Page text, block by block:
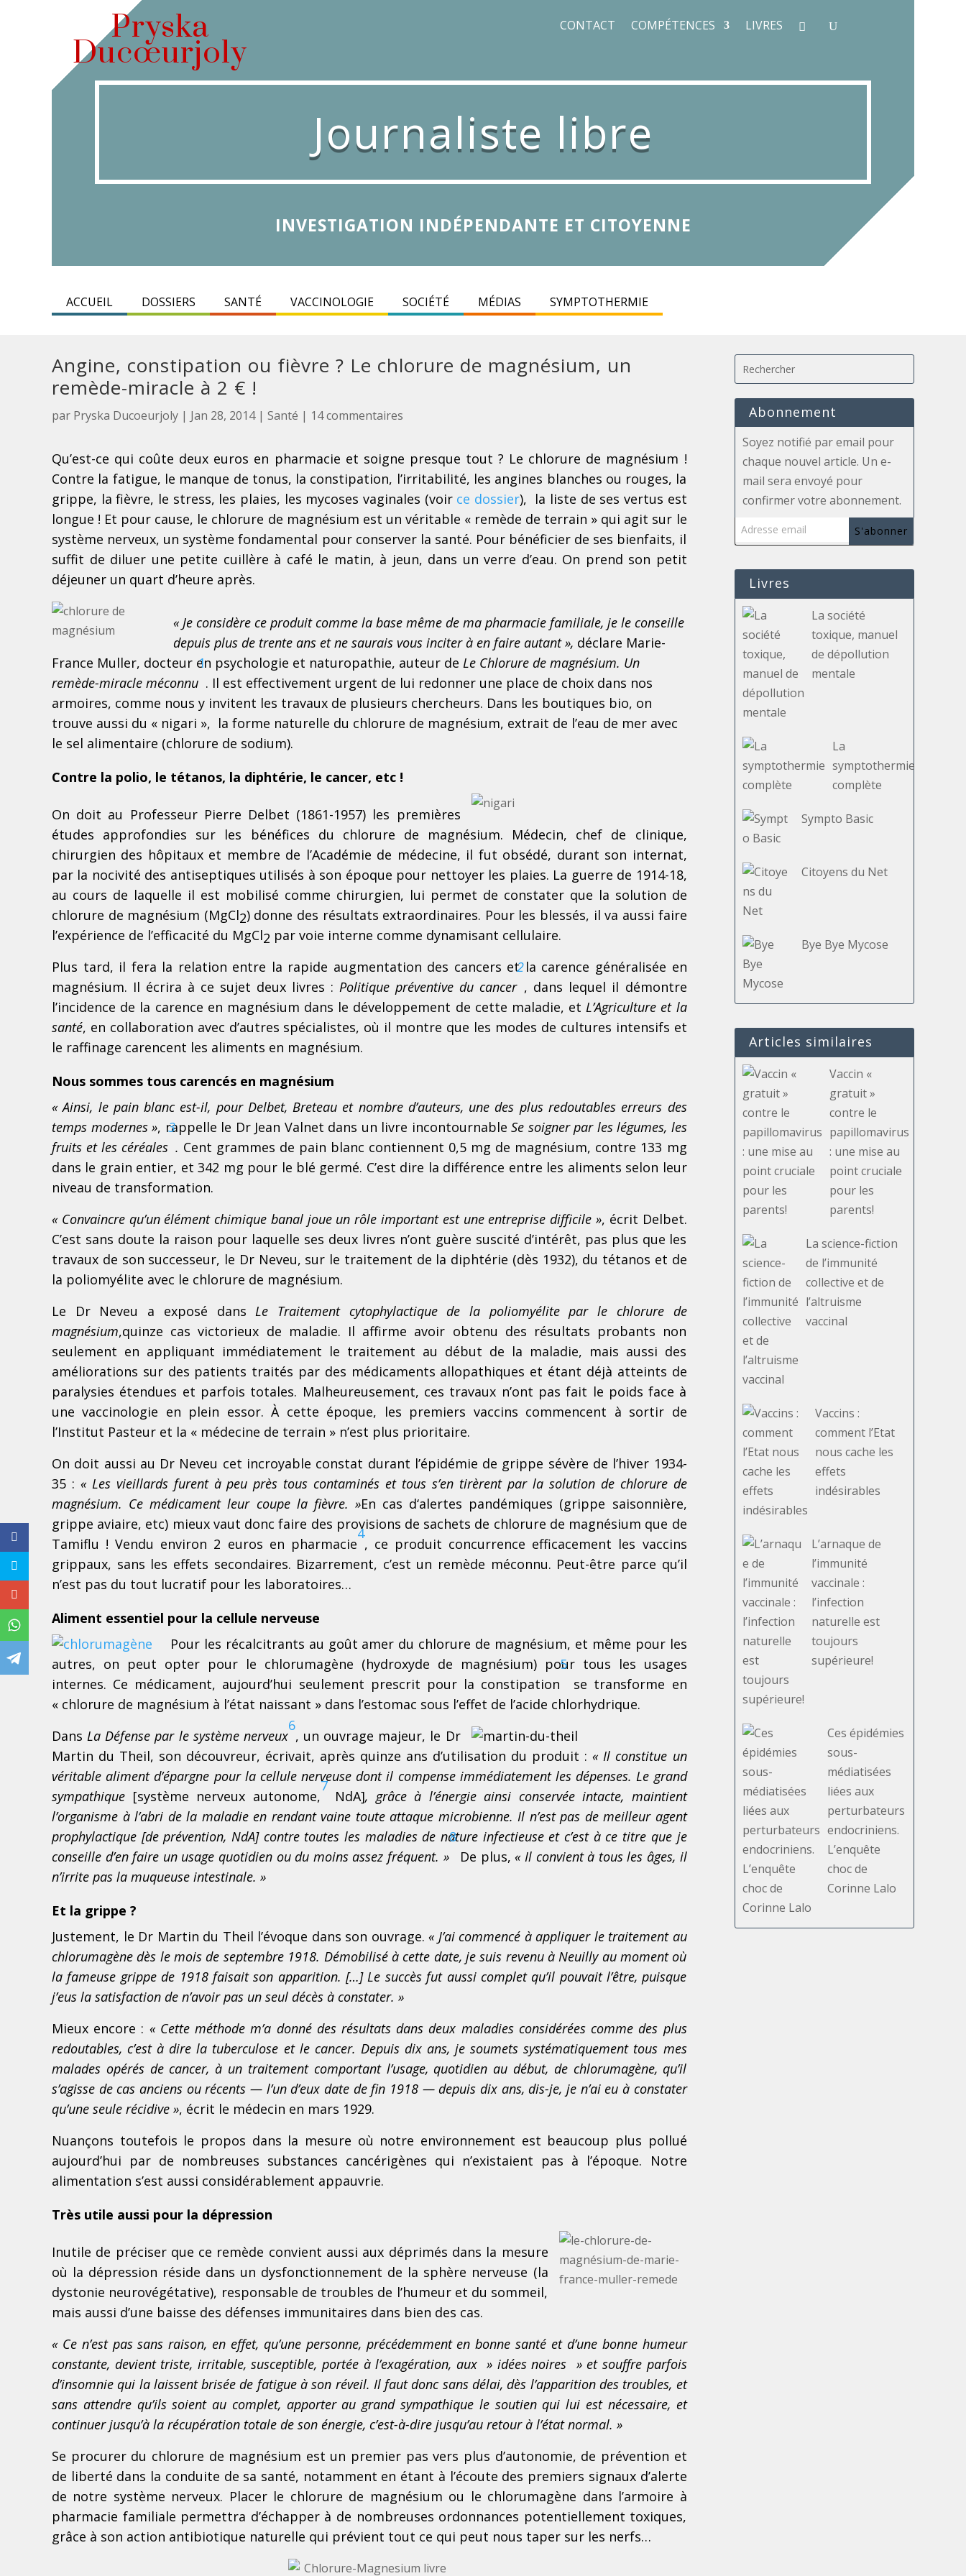
Pryska
Ducœurjoly
CONTACT COMPÉTENCES LIVRES
Journaliste libre
INVESTIGATION INDÉPENDANTE ET CITOYENNE
ACCUEIL DOSSIERS SANTÉ VACCINOLOGIE SOCIÉTÉ MÉDIAS SYMPTOTHERMIE
Angine, constipation ou fièvre ? Le chlorure de magnésium, un
remède-miracle à 2 € !
par Pryska Ducoeurjoly | Jan 28, 2014| Santé | 14 commentaires
Qu’est-ce qui coûte deux euros en pharmacie et soigne presque tout ? Le chlorure de magnésium !
Contre la fatigue, le manque de tonus, la constipation, l’irritabilité, les angines blanches ou rouges, la
grippe, la fièvre, le stress, les plaies, les mycoses vaginales (voir ce dossier), la liste de ses vertus est
longue ! Et pour cause, le chlorure de magnésium est un véritable « remède de terrain » qui agit sur le
système nerveux, un système fondamental pour conserver la santé. Pour bénéficier de ses bienfaits, il
suffit de diluer une petite cuillère à café le matin, à jeun, dans un verre d’eau. On prend son petit
déjeuner un quart d’heure après.
« Je considère ce produit comme la base même de ma pharmacie familiale, je le conseille
depuis plus de trente ans et ne saurais vous inciter à en faire autant », déclare Marie-
France Muller, docteur en psychologie et naturopathie, auteur de Le Chlorure de magnésium. Un
remède-miracle méconnu
1
. Il est effectivement urgent de lui redonner une place de choix dans nos
armoires, comme nous y invitent les travaux de plusieurs chercheurs. Dans les boutiques bio, on
trouve aussi du « nigari », la forme naturelle du chlorure de magnésium, extrait de l’eau de mer avec
le sel alimentaire (chlorure de sodium).
Contre la polio, le tétanos, la diphtérie, le cancer, etc !
On doit au Professeur Pierre Delbet (1861-1957) les premières
études approfondies sur les bénéfices du chlorure de magnésium. Médecin, chef de clinique,
chirurgien des hôpitaux et membre de l’Académie de médecine, il fut obsédé, durant son internat,
par la nocivité des antiseptiques utilisés à son époque pour nettoyer les plaies. La guerre de 1914-18,
au cours de laquelle il est mobilisé comme chirurgien, lui permet de constater que la solution de
chlorure de magnésium (MgCl2) donne des résultats extraordinaires. Pour les blessés, il va aussi faire
l’expérience de l’efficacité du MgCl2 par voie interne comme dynamisant cellulaire.
Plus tard, il fera la relation entre la rapide augmentation des cancers et la carence généralisée en
magnésium. Il écrira à ce sujet deux livres : Politique préventive du cancer
2
, dans lequel il démontre
l’incidence de la carence en magnésium dans le développement de cette maladie, et L’Agriculture et la
santé, en collaboration avec d’autres spécialistes, où il montre que les modes de cultures intensifs et
le raffinage carencent les aliments en magnésium.
Nous sommes tous carencés en magnésium
« Ainsi, le pain blanc est-il, pour Delbet, Breteau et nombre d’auteurs, une des plus redoutables erreurs des
temps modernes », rappelle le Dr Jean Valnet dans un livre incontournable Se soigner par les légumes, les
fruits et les céréales
3
. Cent grammes de pain blanc contiennent 0,5 mg de magnésium, contre 133 mg
dans le grain entier, et 342 mg pour le blé germé. C’est dire la différence entre les aliments selon leur
niveau de transformation.
« Convaincre qu’un élément chimique banal joue un rôle important est une entreprise difficile », écrit Delbet.
C’est sans doute la raison pour laquelle ses deux livres n’ont guère suscité d’intérêt, pas plus que les
travaux de son successeur, le Dr Neveu, sur le traitement de la diphtérie (dès 1932), du tétanos et de
la poliomyélite avec le chlorure de magnésium.
Le Dr Neveu a exposé dans Le Traitement cytophylactique de la poliomyélite par le chlorure de
magnésium,quinze cas victorieux de maladie. Il affirme avoir obtenu des résultats probants non
seulement en appliquant immédiatement le traitement au début de la maladie, mais aussi des
améliorations sur des patients traités par des médicaments allopathiques et étant déjà atteints de
paralysies étendues et parfois totales. Malheureusement, ces travaux n’ont pas fait le poids face à
une vaccinologie en plein essor. À cette époque, les premiers vaccins commencent à sortir de
l’Institut Pasteur et la « médecine de terrain » n’est plus prioritaire.
On doit aussi au Dr Neveu cet incroyable constat durant l’épidémie de grippe sévère de l’hiver 1934-
35 : « Les vieillards furent à peu près tous contaminés et tous s’en tirèrent par la solution de chlorure de
magnésium. Ce médicament leur coupe la fièvre. »En cas d‘alertes pandémiques (grippe saisonnière,
grippe aviaire, etc) mieux vaut donc faire des provisions de sachets de chlorure de magnésium que de
Tamiflu ! Vendu environ 2 euros en pharmacie
4
, ce produit concurrence efficacement les vaccins
grippaux, sans les effets secondaires. Bizarrement, c’est un remède méconnu. Peut-être parce qu’il
n’est pas du tout lucratif pour les laboratoires…
Aliment essentiel pour la cellule nerveuse
Pour les récalcitrants au goût amer du chlorure de magnésium, et même pour les
autres, on peut opter pour le chlorumagène (hydroxyde de magnésium) pour tous les usages
internes. Ce médicament, aujourd’hui seulement prescrit pour la constipation
5
se transforme en
« chlorure de magnésium à l’état naissant » dans l’estomac sous l’effet de l’acide chlorhydrique.
Dans La Défense par le système nerveux
6
, un ouvrage majeur, le Dr
Martin du Theil, son découvreur, écrivait, après quinze ans d’utilisation du produit :« Il constitue un
véritable aliment d’épargne pour la cellule nerveuse dont il compense immédiatement les dépenses. Le grand
sympathique [système nerveux autonome,
7
NdA], grâce à l’énergie ainsi conservée intacte, maintient
l’organisme à l’abri de la maladie en rendant vaine toute attaque microbienne. Il n’est pas de meilleur agent
prophylactique [de prévention, NdA] contre toutes les maladies de nature infectieuse et c’est à ce titre que je
conseille d’en faire un usage quotidien ou du moins assez fréquent. »
8
De plus,« Il convient à tous les âges, il
n’irrite pas la muqueuse intestinale. »
Et la grippe ?
Justement, le Dr Martin du Theil l’évoque dans son ouvrage. « J’ai commencé à appliquer le traitement au
chlorumagène dès le mois de septembre 1918. Démobilisé à cette date, je suis revenu à Neuilly au moment où
la fameuse grippe de 1918 faisait son apparition. […] Le succès fut aussi complet qu’il pouvait l’être, puisque
j’eus la satisfaction de n’avoir pas un seul décès à constater. »
Mieux encore : « Cette méthode m’a donné des résultats dans deux maladies considérées comme des plus
redoutables, c’est à dire la tuberculose et le cancer. Depuis dix ans, je soumets systématiquement tous mes
malades opérés de cancer, à un traitement comportant l’usage, quotidien au début, de chlorumagène, qu’il
s’agisse de cas anciens ou récents — l’un d’eux date de fin 1918 — depuis dix ans, dis-je, je n’ai eu à constater
qu’une seule récidive », écrit le médecin en mars 1929.
Nuançons toutefois le propos dans la mesure où notre environnement est beaucoup plus pollué
aujourd’hui par de nombreuses substances cancérigènes qui n’existaient pas à l’époque. Notre
alimentation s’est aussi considérablement appauvrie.
Très utile aussi pour la dépression
Inutile de préciser que ce remède convient aussi aux déprimés dans la mesure
où la dépression réside dans un dysfonctionnement de la sphère nerveuse (la
dystonie neurovégétative), responsable de troubles de l’humeur et du sommeil,
mais aussi d’une baisse des défenses immunitaires dans bien des cas.
« Ce n’est pas sans raison, en effet, qu’une personne, précédemment en bonne santé et d’une bonne humeur
constante, devient triste, irritable, susceptible, portée à l’exagération, aux » idées noires » et souffre parfois
d’insomnie qui la laissent brisée de fatigue à son réveil. Il faut donc sans délai, dès l’apparition des troubles, et
sans attendre qu’ils soient au complet, apporter au grand sympathique le soutien qui lui est nécessaire, et
continuer jusqu’à la récupération totale de son énergie, c’est-à-dire jusqu’au retour à l’état normal. »
Se procurer du chlorure de magnésium est un premier pas vers plus d’autonomie, de prévention et
de liberté dans la conduite de sa santé, notamment en étant à l’écoute des premiers signaux d’alerte
de notre système nerveux. Placer le chlorure de magnésium ou le chlorumagène dans l’armoire à
pharmacie familiale permettra d’échapper à de nombreuses ordonnances potentiellement toxiques,
grâce à son action antibiotique naturelle qui prévient tout ce qui peut nous taper sur les nerfs…
Abonnement
Soyez notifié par email pour
chaque nouvel article. Un e-
mail sera envoyé pour
confirmer votre abonnement.
Adresse email
S'abonner
Livres
La société
toxique, manuel
de dépollution
mentale
La
symptothermie
complète
Sympto Basic
Citoyens du Net
Bye Bye Mycose
Articles similaires
Vaccin «
gratuit »
contre le
papillomavirus
: une mise au
point cruciale
pour les
parents!
La science-fiction
de l’immunité
collective et de
l’altruisme
vaccinal
Vaccins :
comment l’Etat
nous cache les
effets
indésirables
L’arnaque de
l’immunité
vaccinale :
l’infection
naturelle est
toujours
supérieure!
Ces épidémies
sous-
médiatisées
liées aux
perturbateurs
endocriniens.
L’enquête
choc de
Corinne Lalo